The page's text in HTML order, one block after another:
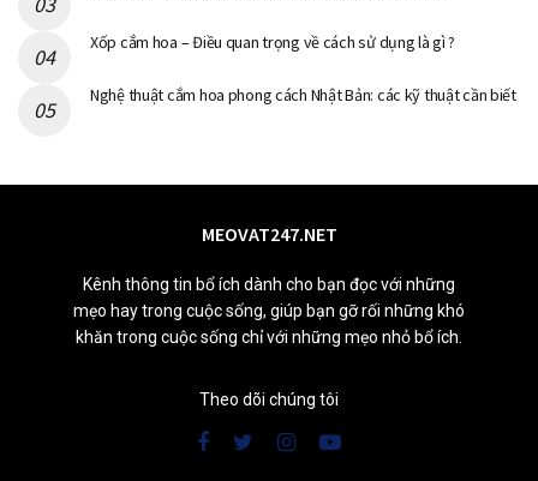
Xốp cắm hoa – Điều quan trọng về cách sử dụng là gì ?
Nghệ thuật cắm hoa phong cách Nhật Bản: các kỹ thuật cần biết
MEOVAT247.NET
Kênh thông tin bổ ích dành cho bạn đọc với những
mẹo hay trong cuộc sống, giúp bạn gỡ rối những khó
khăn trong cuộc sống chỉ với những mẹo nhỏ bổ ích.
Theo dõi chúng tôi